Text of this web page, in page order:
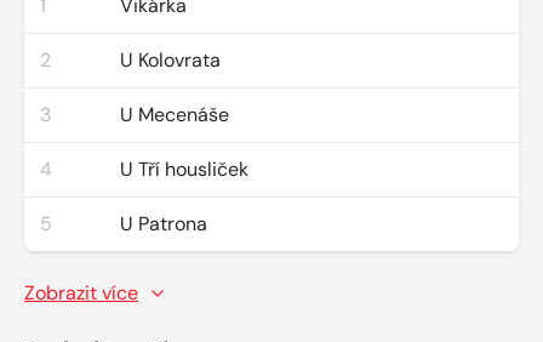
1 Vikárka
2 U Kolovrata
3 U Mecenáše
4 U Tří housliček
5 U Patrona
Zobrazit více